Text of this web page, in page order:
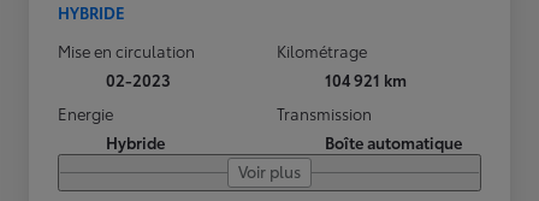
HYBRIDE
Mise en circulation
02-2023
Kilométrage
104 921 km
Energie
Hybride
Transmission
Boîte automatique
Voir plus